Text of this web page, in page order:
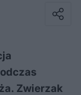
Zwierzak